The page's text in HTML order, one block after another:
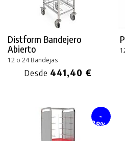
Distform Bandejero
Abierto
12 o 24 Bandejas
Desde 441,40 €
-
28%